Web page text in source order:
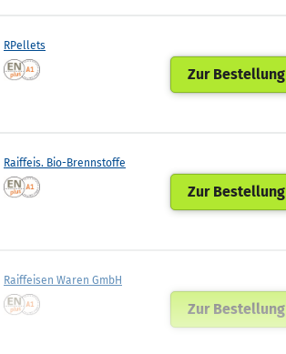
RPellets
Zur Bestellung
Raiffeis. Bio-Brennstoffe
Zur Bestellung
Raiffeisen Waren GmbH
Zur Bestellung